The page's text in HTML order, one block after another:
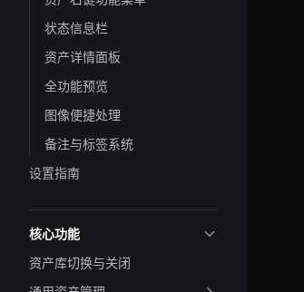
状态信息栏
资产详情面板
全功能预览
图像便捷处理
备注与标签系统
设置指南
核心功能
资产库切换与关闭